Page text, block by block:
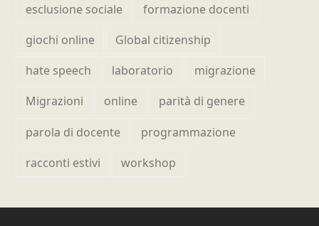
esclusione sociale
formazione docenti
giochi online
Global citizenship
hate speech
laboratorio
migrazione
Migrazioni
online
parità di genere
parola di docente
programmazione
racconti estivi
workshop